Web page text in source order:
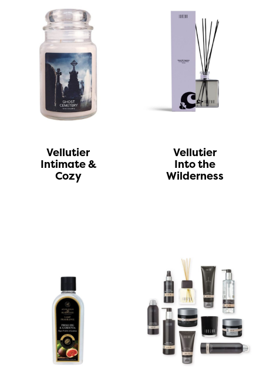
Vellutier
Intimate &
Cozy
Vellutier
Into the
Wilderness